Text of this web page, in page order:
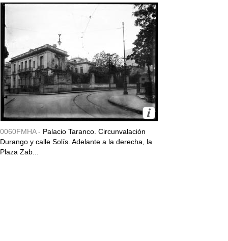
0060FMHA - Palacio Taranco. Circunvalación
Durango y calle Solís. Adelante a la derecha, la
Plaza Zab...